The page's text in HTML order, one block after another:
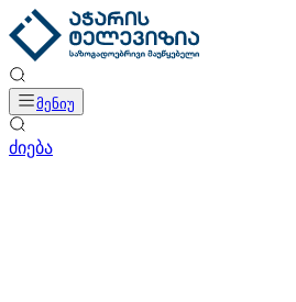
მენიუ
ძიება